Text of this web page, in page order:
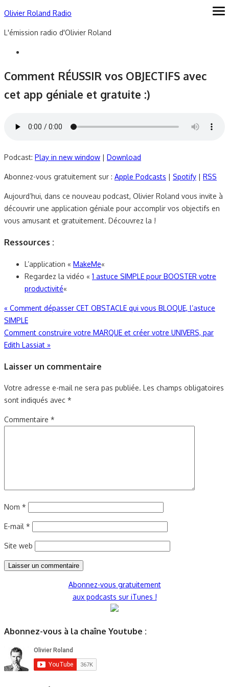
Skip
content
Olivier Roland Radio
L'émission radio d'Olivier Roland
Comment RÉUSSIR vos OBJECTIFS avec
cet app géniale et gratuite :)
Podcast: Play in new window | Download
Abonnez-vous gratuitement sur : Apple Podcasts | Spotify | RSS
Aujourd’hui, dans ce nouveau podcast, Olivier Roland vous invite à
découvrir une application géniale pour accomplir vos objectifs en
vous amusant et gratuitement. Découvrez la !
Ressources :
L’application « MakeMe«
Regardez la vidéo « 1 astuce SIMPLE pour BOOSTER votre
productivité«
Navigation
de
l’article
« Comment dépasser CET OBSTACLE qui vous BLOQUE, l’astuce
SIMPLE
Comment construire votre MARQUE et créer votre UNIVERS, par
Edith Lassiat »
Laisser un commentaire
Votre adresse e-mail ne sera pas publiée. Les champs obligatoires
sont indiqués avec *
Commentaire *
Nom *
E-mail *
Site web
Abonnez-vous gratuitement
aux podcasts sur iTunes !
Abonnez-vous à la chaîne Youtube :